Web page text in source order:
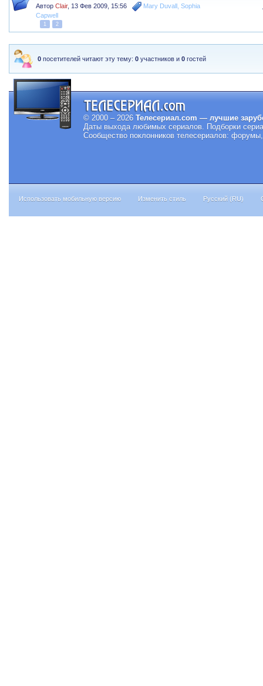
АвторClair, 13 Фев 2009, 15:56 Mary Duvall ,Sophia
Capwell
1 2
0 посетителей читают эту тему:0 участников и0 гостей
© 2000 – 2026 Телесериал.com — лучшие
Даты выхода любимых сериалов. Подборки
Сообщество поклонников телесериалов:
Использовать мобильную версию Изменить стиль Русский (RU)